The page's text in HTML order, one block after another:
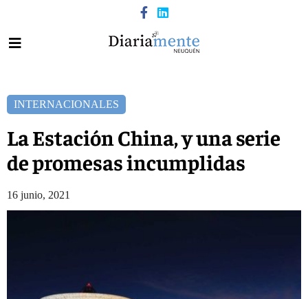
INTERNACIONALES
La Estación China, y una serie
de promesas incumplidas
16 junio, 2021